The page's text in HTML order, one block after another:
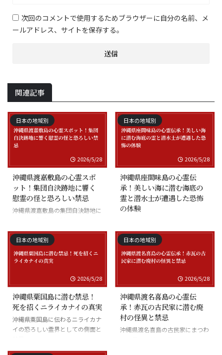
次回のコメントで使用するためブラウザーに自分の名前、メ
ールアドレス、サイトを保存する。
関連記事
日本の地域別
2026/5/28
沖縄県渡嘉敷島の心霊スポ
ット！集団自決跡地に響く
慰霊の怪と恐ろしい禁忌
沖縄県渡嘉敷島の集団自決跡地に
日本の地域別
2026/5/28
沖縄県座間味島の心霊伝
承！美しい海に潜む海底の
霊と潜水士が遭遇した恐怖
の体験
士の怪談
日本の地域別
2026/5/28
沖縄県粟国島に潜む禁忌！
死を招くニライカナイの真実
沖縄県粟国島に伝わるニライカナ
イの恐ろしい霊界としての側面と
日本の地域別
2026/5/28
沖縄県渡名喜島の心霊伝
承！赤瓦の古民家に潜む廃
村の怪異と禁忌
沖縄県渡名喜島の古民家にまつわ